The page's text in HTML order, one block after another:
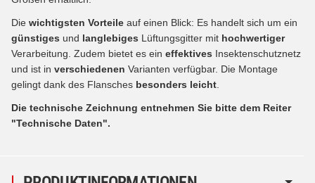
Die wichtigsten Vorteile auf einen Blick: Es handelt sich um ein
günstiges und langlebiges Lüftungsgitter mit hochwertiger
Verarbeitung. Zudem bietet es ein effektives Insektenschutznetz
und ist in verschiedenen Varianten verfügbar. Die Montage
gelingt dank des Flansches besonders leicht
Die technische Zeichnung entnehmen Sie bitte dem Reiter
"Technische Daten".